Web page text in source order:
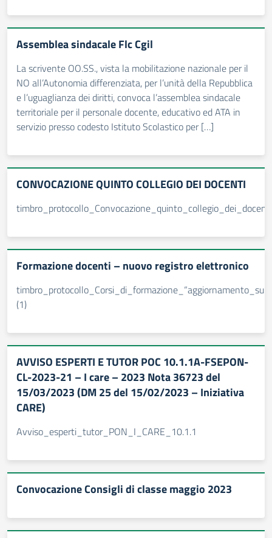
Assemblea sindacale Flc Cgil
La scrivente OO.SS., vista la mobilitazione nazionale per il
NO all’Autonomia differenziata, per l’unità della Repubblica
e l’uguaglianza dei diritti, convoca l’assemblea sindacale
territoriale per il personale docente, educativo ed ATA in
servizio presso codesto Istituto Scolastico per […]
CONVOCAZIONE QUINTO COLLEGIO DEI DOCENTI
timbro_protocollo_Convocazione_quinto_collegio_dei_docenti
Formazione docenti – nuovo registro elettronico
(1)
AVVISO ESPERTI E TUTOR POC 10.1.1A-FSEPON-
CL-2023-21 – I care – 2023 Nota 36723 del
15/03/2023 (DM 25 del 15/02/2023 – Iniziativa
CARE)
Avviso_esperti_tutor_PON_I_CARE_10.1.1
Convocazione Consigli di classe maggio 2023